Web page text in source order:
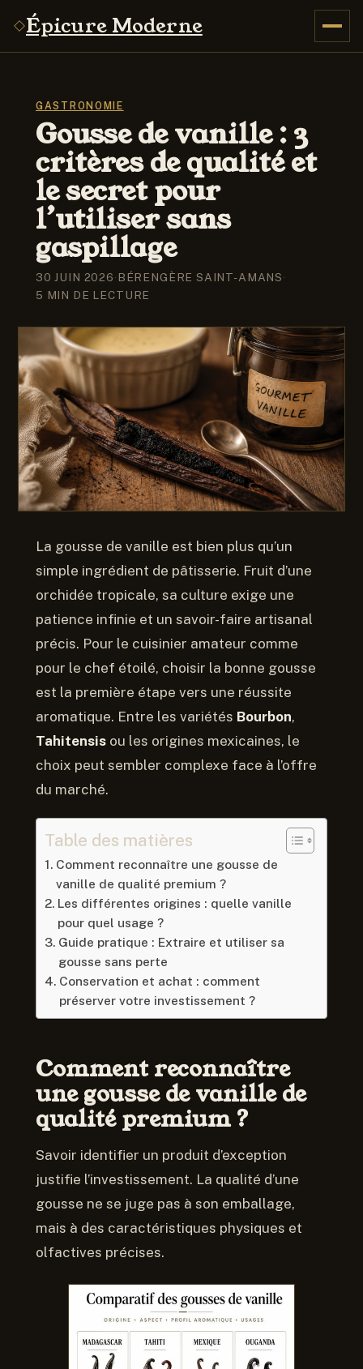
Épicure Moderne
GASTRONOMIE
Gousse de vanille : 3
critères de qualité et
le secret pour
l’utiliser sans
gaspillage
30 JUIN 2026·BÉRENGÈRE SAINT-AMANS·
5 MIN DE LECTURE
La gousse de vanille est bien plus qu’un
simple ingrédient de pâtisserie. Fruit d’une
orchidée tropicale, sa culture exige une
patience infinie et un savoir-faire artisanal
précis. Pour le cuisinier amateur comme
pour le chef étoilé, choisir la bonne gousse
est la première étape vers une réussite
aromatique. Entre les variétés Bourbon,
Tahitensis ou les origines mexicaines, le
choix peut sembler complexe face à l’offre
du marché.
Table des matières
Comment reconnaître une gousse de
vanille de qualité premium ?
Les différentes origines : quelle vanille
pour quel usage ?
Guide pratique : Extraire et utiliser sa
gousse sans perte
Conservation et achat : comment
préserver votre investissement ?
Comment reconnaître
une gousse de vanille de
qualité premium ?
Savoir identifier un produit d’exception
justifie l’investissement. La qualité d’une
gousse ne se juge pas à son emballage,
mais à des caractéristiques physiques et
olfactives précises.